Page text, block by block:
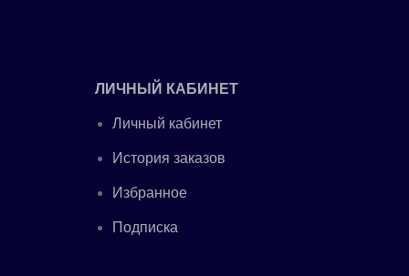
ЛИЧНЫЙ КАБИНЕТ
Личный кабинет
История заказов
Избранное
Подписка